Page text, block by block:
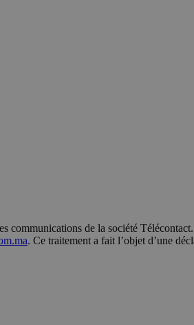
communications de la société
. Ce traitement a fait l’objet d’une